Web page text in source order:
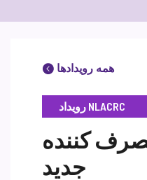
همه رویدادها
رویداد NLACRC
کننده
جدید